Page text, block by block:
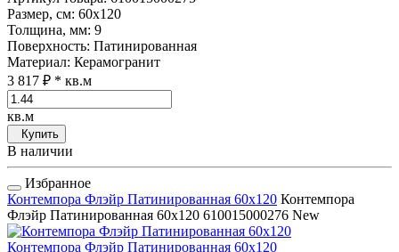
Размер, см: 60x120
Толщина, мм: 9
Поверхность: Патинированная
Материал: Керамогранит
3 817 ₽ * кв.м
кв.м
Купить
В наличии
Избранное
Контемпора Флэйр Патинированная 60x120 Контемпора
Флэйр Патинированная 60x120 610015000276 New
Контемпора Флэйр Патинированная 60x120